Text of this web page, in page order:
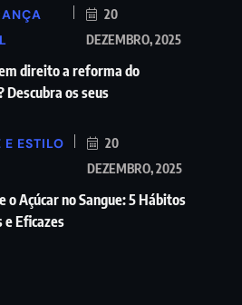
20
DEZEMBRO, 2025
direito a reforma do
Descubra os seus
E ESTILO
20
DEZEMBRO, 2025
o Açúcar no Sangue: 5 Hábitos
e Eficazes